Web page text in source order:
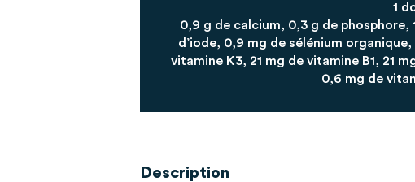
1
0,9 g de calcium, 0,3 g de phosphore,
d’iode, 0,9 mg de sélénium
vitamine K3, 21 mg de vitamine B1, 21
0,6 mg de
Description